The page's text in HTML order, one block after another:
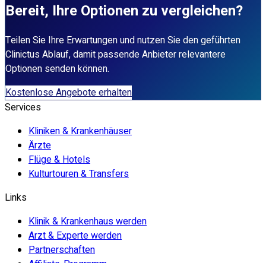
Bereit, Ihre Optionen zu vergleichen?
Teilen Sie Ihre Erwartungen und nutzen Sie den geführten
Clinictus Ablauf, damit passende Anbieter relevantere
Optionen senden können.
Kostenlose Angebote erhalten
Services
Kliniken & Krankenhäuser
Ärzte
Flüge & Hotels
Kulturtouren & Transfers
Links
Klinik & Krankenhaus werden
Arzt & Experte werden
Partnerschaften